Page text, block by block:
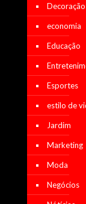
Decoração
economia
Educação
Esportes
estilo de
Jardim
Marketing
Moda
Negócios